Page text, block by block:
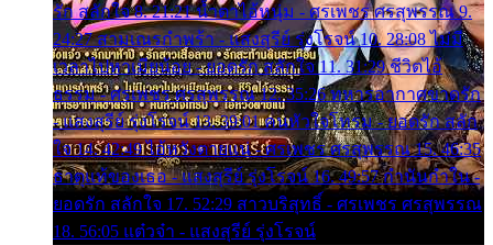
รัก สลักใจ 8. 21:21 น้ำตาไอ้หนุ่ม - ศรเพชร ศรสุพรรณ 9.
24:27 สามเณรกำพร้า - แสงสุรีย์ รุ่งโรจน์ 10. 28:08 ไม่มี
เวลาไปหาเมียน้อย - ยอดรัก สลักใจ 11. 31:29 ชีวิตไอ้
ธรรม - ศรเพชร ศรสุพรรณ 12. 35:26 ทหารอากาศขาดรัก
- แสงสุรีย์ รุ่งโรจน์ 13. 39:01 คนหัวใจโทรม - ยอดรัก สลัก
ใจ 14. 42:49 ไอ้หวังตายแน่ - ศรเพชร ศรสุพรรณ 15. 46:35
ธาตุแท้ของเธอ - แสงสุรีย์ รุ่งโรจน์ 16. 49:57 กำนันกำใน -
ยอดรัก สลักใจ 17. 52:29 สาวบริสุทธิ์ - ศรเพชร ศรสุพรรณ
18. 56:05 แต๋วจ๋า - แสงสุรีย์ รุ่งโรจน์